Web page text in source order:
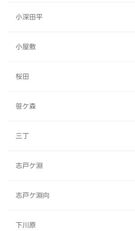
小深田平
小屋敷
桜田
笹ケ森
三丁
志戸ケ淵
志戸ケ淵向
下川原